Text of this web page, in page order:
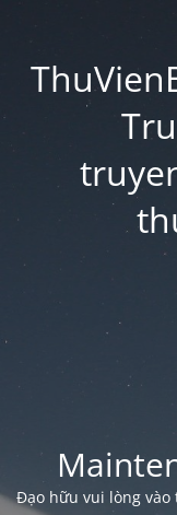
Đạo hữu vui lòng